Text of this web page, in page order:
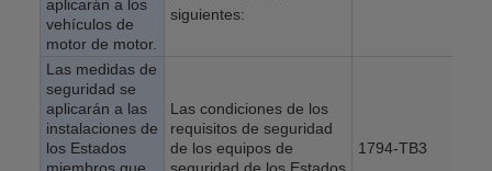
aplicarán a los
vehículos de
motor de motor.
siguientes:
Las medidas de
seguridad se
aplicarán a las
instalaciones de
los Estados
Las condiciones de los
requisitos de seguridad
de los equipos de
1794-TB3